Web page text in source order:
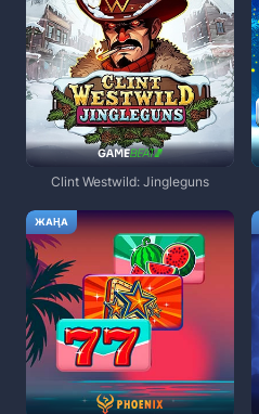
Clint Westwild: Jingleguns
ЖАҢА